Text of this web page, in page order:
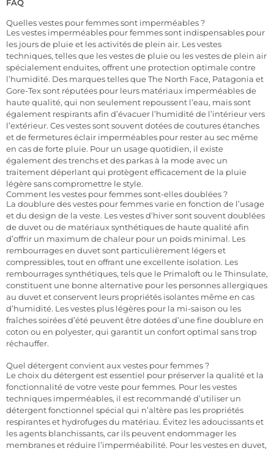
FAQ
Quelles vestes pour femmes sont imperméables ?
Les vestes imperméables pour femmes sont indispensables pour
les jours de pluie et les activités de plein air. Les vestes
techniques, telles que les vestes de pluie ou les vestes de plein air
spécialement enduites, offrent une protection optimale contre
l’humidité. Des marques telles que The North Face, Patagonia et
Gore-Tex sont réputées pour leurs matériaux imperméables de
haute qualité, qui non seulement repoussent l’eau, mais sont
également respirants afin d’évacuer l’humidité de l’intérieur vers
l’extérieur. Ces vestes sont souvent dotées de coutures étanches
et de fermetures éclair imperméables pour rester au sec même
en cas de forte pluie. Pour un usage quotidien, il existe
également des trenchs et des parkas à la mode avec un
traitement déperlant qui protègent efficacement de la pluie
légère sans compromettre le style.
Comment les vestes pour femmes sont-elles doublées ?
La doublure des vestes pour femmes varie en fonction de l’usage
et du design de la veste. Les vestes d’hiver sont souvent doublées
de duvet ou de matériaux synthétiques de haute qualité afin
d’offrir un maximum de chaleur pour un poids minimal. Les
rembourrages en duvet sont particulièrement légers et
compressibles, tout en offrant une excellente isolation. Les
rembourrages synthétiques, tels que le Primaloft ou le Thinsulate,
constituent une bonne alternative pour les personnes allergiques
au duvet et conservent leurs propriétés isolantes même en cas
d’humidité. Les vestes plus légères pour la mi-saison ou les
fraîches soirées d’été peuvent être dotées d’une fine doublure en
coton ou en polyester, qui garantit un confort optimal sans trop
réchauffer.
Quel détergent convient aux vestes pour femmes ?
Le choix du détergent est essentiel pour préserver la qualité et la
fonctionnalité de votre veste pour femmes. Pour les vestes
techniques imperméables, il est recommandé d’utiliser un
détergent fonctionnel spécial qui n’altère pas les propriétés
respirantes et hydrofuges du matériau. Évitez les adoucissants et
les agents blanchissants, car ils peuvent endommager les
membranes et réduire l’imperméabilité. Pour les vestes en duvet,